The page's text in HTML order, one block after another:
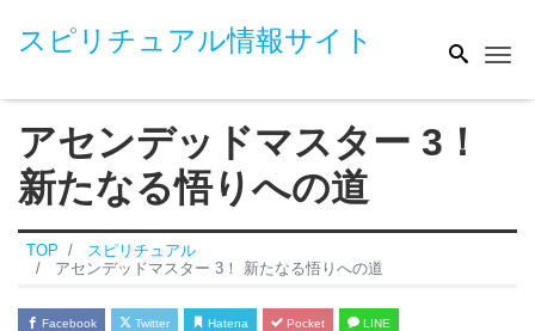
スピリチュアル情報サイト
アセンデッドマスター 3！
新たなる悟りへの道
TOP
スピリチュアル
アセンデッドマスター 3！ 新たなる悟りへの道
Facebook Twitter Hatena Pocket LINE